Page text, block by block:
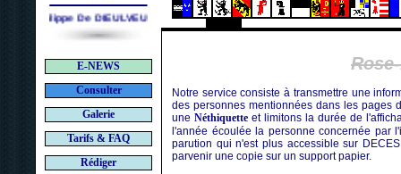
Philippe De DIEULVEULT (1985) - HIROSHIMA (1945)
E-NEWS
Consulter
Galerie
Tarifs & FAQ
Rédiger
Notre service consiste à transmettre une
des personnes mentionnées dans les pages
uneNéthiquette et limitons la durée de
l'année écoulée la personne concernée par
parution qui n'est plus accessible sur
parvenir une copie sur un support papier.